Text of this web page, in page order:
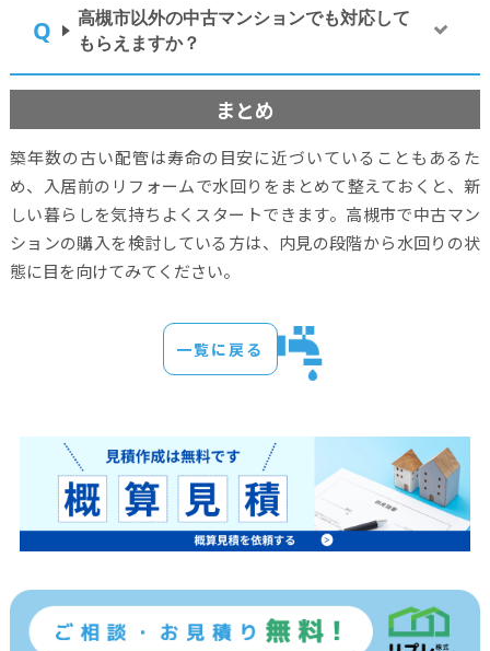
高槻市以外の中古マンションでも対応して
もらえますか？
まとめ
築年数の古い配管は寿命の目安に近づいていることもあるた
め、入居前のリフォームで水回りをまとめて整えておくと、新
しい暮らしを気持ちよくスタートできます。高槻市で中古マン
ションの購入を検討している方は、内見の段階から水回りの状
態に目を向けてみてください。
一覧に戻る